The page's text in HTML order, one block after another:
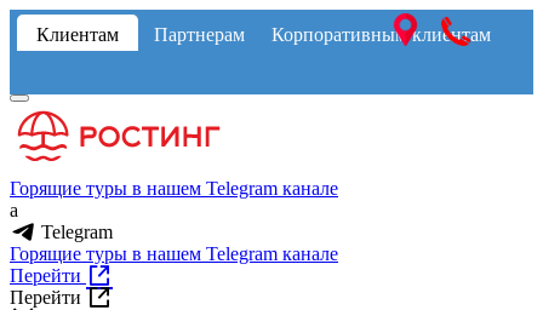
Клиентам Партнерам Корпоративным клиентам
Горящие туры в нашем Telegram канале
a
Telegram
Горящие туры в нашем Telegram канале
Перейти
Перейти